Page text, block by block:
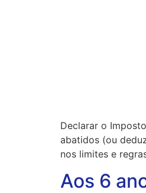
Declarar o
abatidos (ou
nos limites e
Aos 6